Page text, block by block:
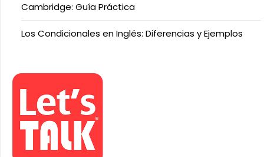
Cambridge: Guía Práctica
Los Condicionales en Inglés: Diferencias y Ejemplos